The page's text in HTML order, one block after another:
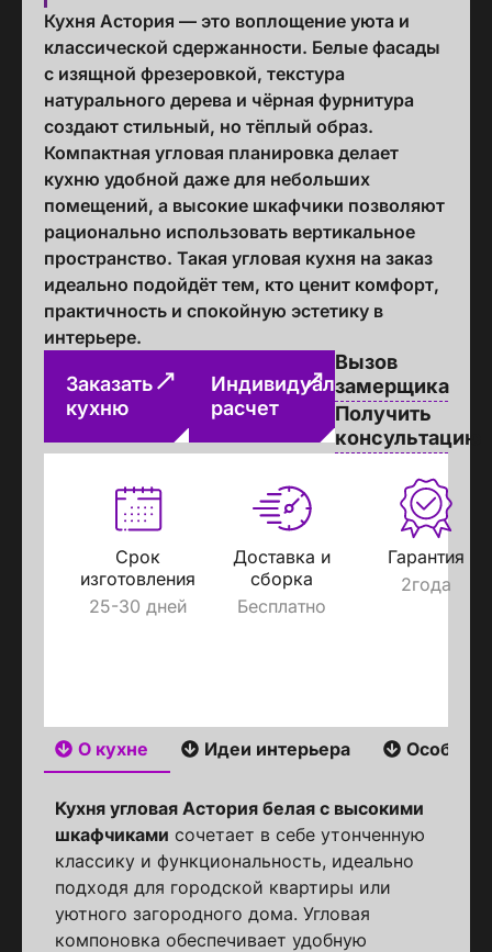
Кухня Астория — это воплощение уюта и
классической сдержанности. Белые фасады
с изящной фрезеровкой, текстура
натурального дерева и чёрная фурнитура
создают стильный, но тёплый образ.
Компактная угловая планировка делает
кухню удобной даже для небольших
помещений, а высокие шкафчики позволяют
рационально использовать вертикальное
пространство. Такая угловая кухня на заказ
идеально подойдёт тем, кто ценит комфорт,
практичность и спокойную эстетику в
интерьере.
Заказать
кухню
Индивидуальный
расчет
Вызов
замерщика
Получить
консультацию
Срок
изготовления
25-30 дней
Доставка и
сборка
Бесплатно
Гарантия
2года
О кухне Идеи интерьера
Кухня угловая Астория белая с высокими
шкафчиками сочетает в себе утонченную
классику и функциональность, идеально
подходя для городской квартиры или
уютного загородного дома. Угловая
компоновка обеспечивает удобную